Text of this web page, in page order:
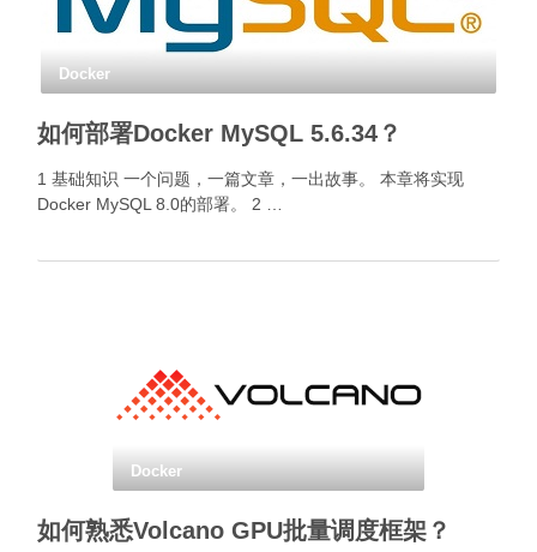
Docker
如何部署Docker MySQL 5.6.34？
1 基础知识 一个问题，一篇文章，一出故事。 本章将实现
Docker MySQL 8.0的部署。 2 …
Docker
如何熟悉Volcano GPU批量调度框架？